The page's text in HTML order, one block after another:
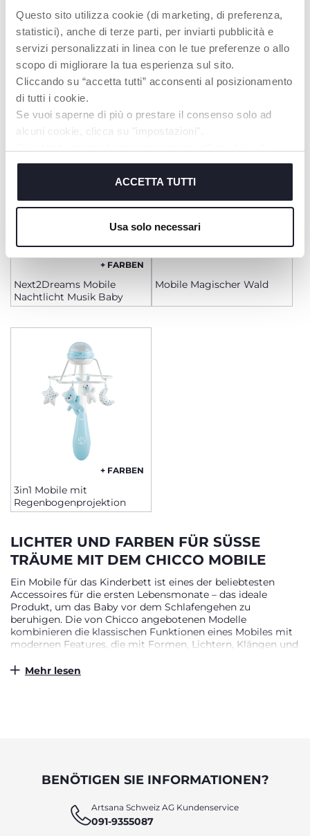
Questo sito utilizza cookie (di marketing, di preferenza,
statistici), anche di terze parti, per inviarti pubblicità e
servizi personalizzati in linea con le tue preferenze o allo
scopo di migliorare la tua esperienza sul sito.
Cliccando su “accetta tutti” acconsenti al posizionamento
di tutti i cookie.
Se vuoi saperne di più o prestare il consenso solo ad
alcuni cookie, clicca su "impostazioni".
cookie tecnici, indispensabili per fruire del servizio
ACCETTA TUTTI
Usa solo necessari
+ FARBEN
Next2Dreams Mobile
Nachtlicht Musik Baby
3in1 Mobile mit
Regenbogenprojektion
+ FARBEN
Next2Dreams Mobile
Nachtlicht Musik Baby
Mobile Magischer Wald
+ FARBEN
3in1 Mobile mit
Regenbogenprojektion
LICHTER UND FARBEN FÜR SÜSSE T
RÄUME MIT DEM CHICCO MOBILE
Ein Mobile für das Kinderbett ist eines der beliebtesten
Accessoires für die ersten Lebensmonate – das ideale
Produkt, um das Baby vor dem Schlafengehen zu
beruhigen. Die von Chicco angebotenen Modelle
kombinieren die klassischen Funktionen eines Mobiles mit
modernen Features, die mit Formen, Lichtern, Klängen und
große Auswahl an unterschiedlichen Modellen sorgt dafür,
MOBILES FÜR JEDES BEDÜRFNIS
Mehr lesen
BENÖTIGEN SIE INFORMATIONEN?
Artsana Schweiz AG Kundenservice
091-9355087